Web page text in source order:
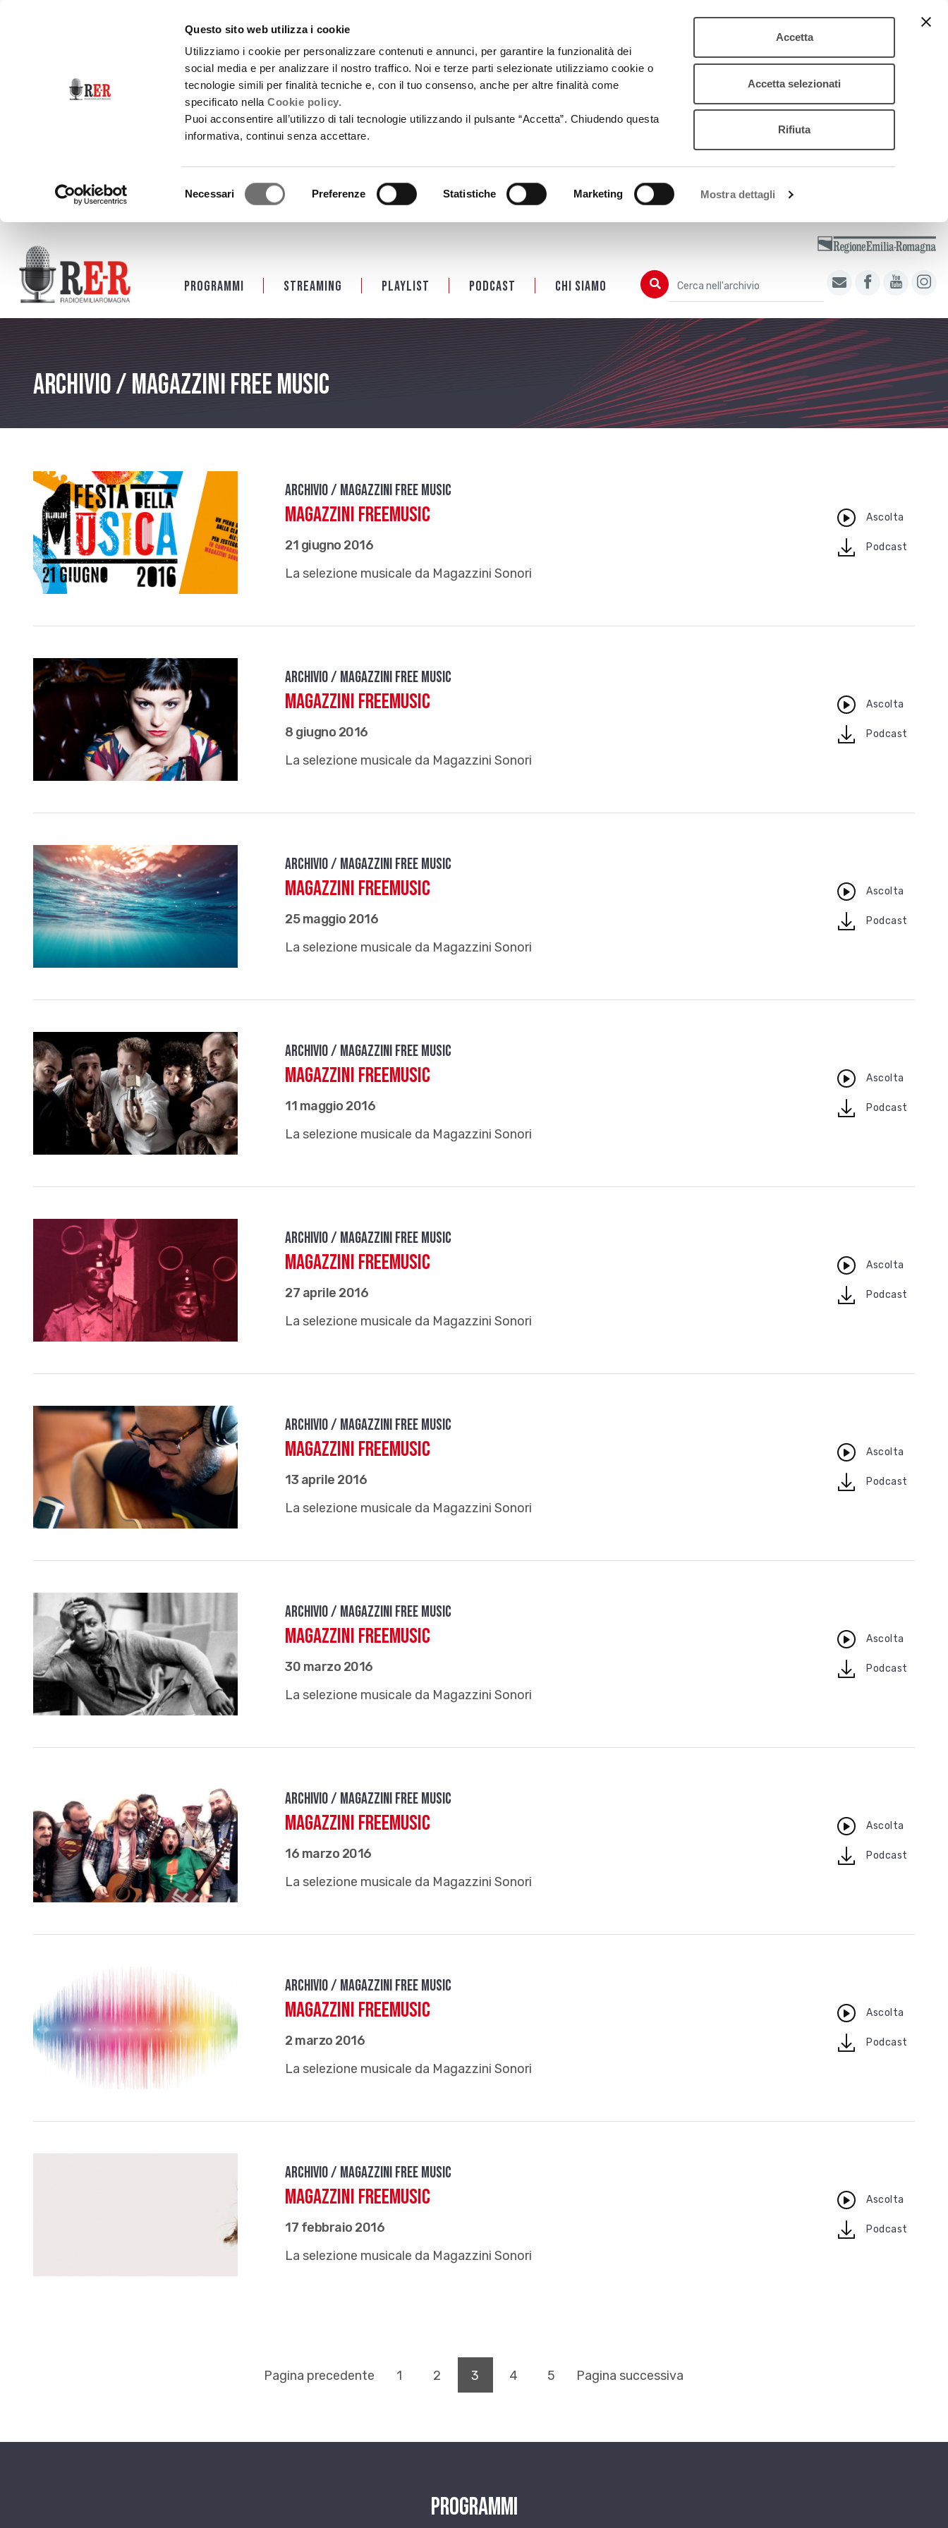
Questo sito web utilizza i cookie
Utilizziamo i cookie per personalizzare contenuti e annunci, per garantire la funzionalità dei
social media e per analizzare il nostro traffico. Noi e terze parti selezionate utilizziamo cookie o
tecnologie simili per finalità tecniche e, con il tuo consenso, anche per altre finalità come
specificato nellaCookie policy.
Puoi acconsentire all’utilizzo di tali tecnologie utilizzando il pulsante “Accetta”. Chiudendo questa
informativa, continui senza accettare.
Necessari Preferenze Statistiche Marketing Mostra dettagli
Accetta
Accetta selezionati
Rifiuta
Programmi Streaming Playlist PODCAST Chi siamo Cerca
Cerca nell'archivio
Archivio / Magazzini free music
Archivio / Magazzini free music
Magazzini FreeMusic
21 giugno 2016
La selezione musicale da Magazzini Sonori
Ascolta
downloadPodcast
Archivio / Magazzini free music
Magazzini FreeMusic
8 giugno 2016
La selezione musicale da Magazzini Sonori
Ascolta
downloadPodcast
Archivio / Magazzini free music
Magazzini FreeMusic
25 maggio 2016
La selezione musicale da Magazzini Sonori
Ascolta
downloadPodcast
Archivio / Magazzini free music
Magazzini FreeMusic
11 maggio 2016
La selezione musicale da Magazzini Sonori
Ascolta
downloadPodcast
Archivio / Magazzini free music
Magazzini FreeMusic
27 aprile 2016
La selezione musicale da Magazzini Sonori
Ascolta
downloadPodcast
Archivio / Magazzini free music
Magazzini FreeMusic
13 aprile 2016
La selezione musicale da Magazzini Sonori
Ascolta
downloadPodcast
Archivio / Magazzini free music
Magazzini FreeMusic
30 marzo 2016
La selezione musicale da Magazzini Sonori
Ascolta
downloadPodcast
Archivio / Magazzini free music
Magazzini FreeMusic
16 marzo 2016
La selezione musicale da Magazzini Sonori
Ascolta
downloadPodcast
Archivio / Magazzini free music
Magazzini FreeMusic
2 marzo 2016
La selezione musicale da Magazzini Sonori
Ascolta
downloadPodcast
Archivio / Magazzini free music
Magazzini FreeMusic
17 febbraio 2016
La selezione musicale da Magazzini Sonori
Ascolta
downloadPodcast
Pagina precedente 1 2 3 (pagina corrente)
4 5 Pagina successiva
Programmi